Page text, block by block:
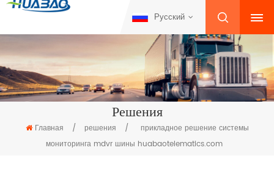
Русский
Решения
Главная / решения /
прикладное решение системы
мониторинга mdvr шины huabaotelematics.com